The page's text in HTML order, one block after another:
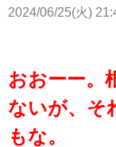
2024/06/25(火)
おおーー。
ないが、
もな。